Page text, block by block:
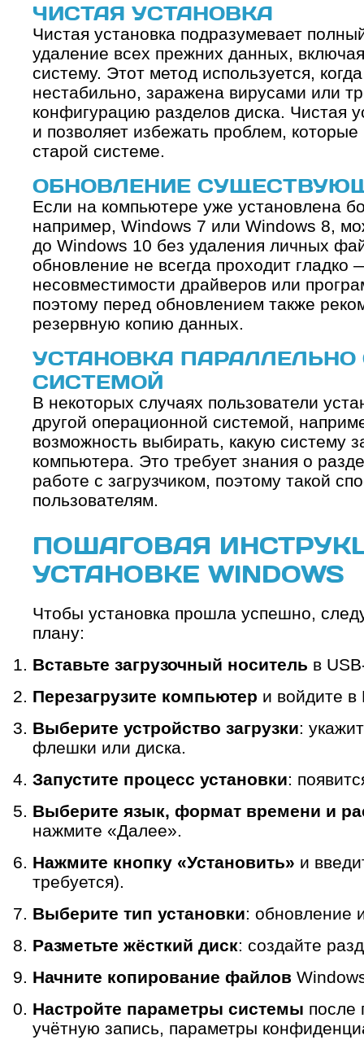
ЧИСТАЯ УСТАНОВКА
Чистая установка подразумевает
удаление всех прежних данных,
систему. Этот метод используется,
нестабильно, заражена вирусами или
конфигурацию разделов диска. Чистая
и позволяет избежать проблем, которые
старой системе.
ОБНОВЛЕНИЕ
Если на компьютере уже установлена
например, Windows 7 или Windows 8,
до Windows 10 без удаления личных
обновление не всегда проходит гладко
несовместимости драйверов или
поэтому перед обновлением также
резервную копию данных.
УСТАНОВКА ПАРАЛЛЕЛЬНО
СИСТЕМОЙ
В некоторых случаях пользователи
другой операционной системой,
возможность выбирать, какую систему
компьютера. Это требует знания о
работе с загрузчиком, поэтому такой
пользователям.
ПОШАГОВАЯ
УСТАНОВКЕ WINDOWS
Чтобы установка прошла успешно,
плану:
Вставьте загрузочный носитель в
Перезагрузите компьютер и войдите в
Выберите устройство загрузки:
флешки или диска.
Запустите процесс установки:
Выберите язык, формат времени и
нажмите «Далее».
Нажмите кнопку «Установить» и
требуется).
Выберите тип установки: обновление
Разметьте жёсткий диск: создайте
Начните копирование файлов
Настройте параметры системы после
учётную запись, параметры